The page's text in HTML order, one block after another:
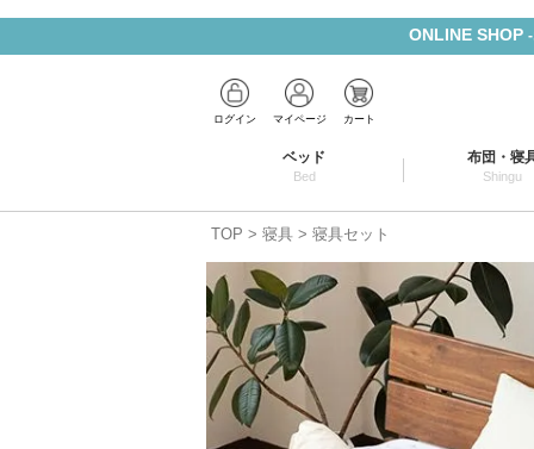
ONLINE SHOP
ログイン マイページ カート
ベッド
Bed
布団・寝
Shingu
TOP 寝具 寝具セット